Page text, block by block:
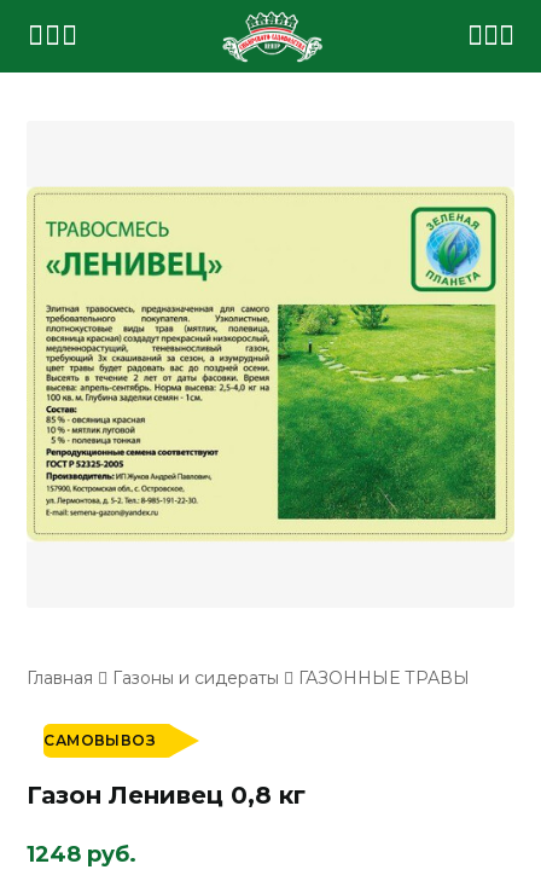
Главная Газоны и сидераты ГАЗОННЫЕ ТРАВЫ
САМОВЫВОЗ
Газон Ленивец 0,8 кг
1248 руб.